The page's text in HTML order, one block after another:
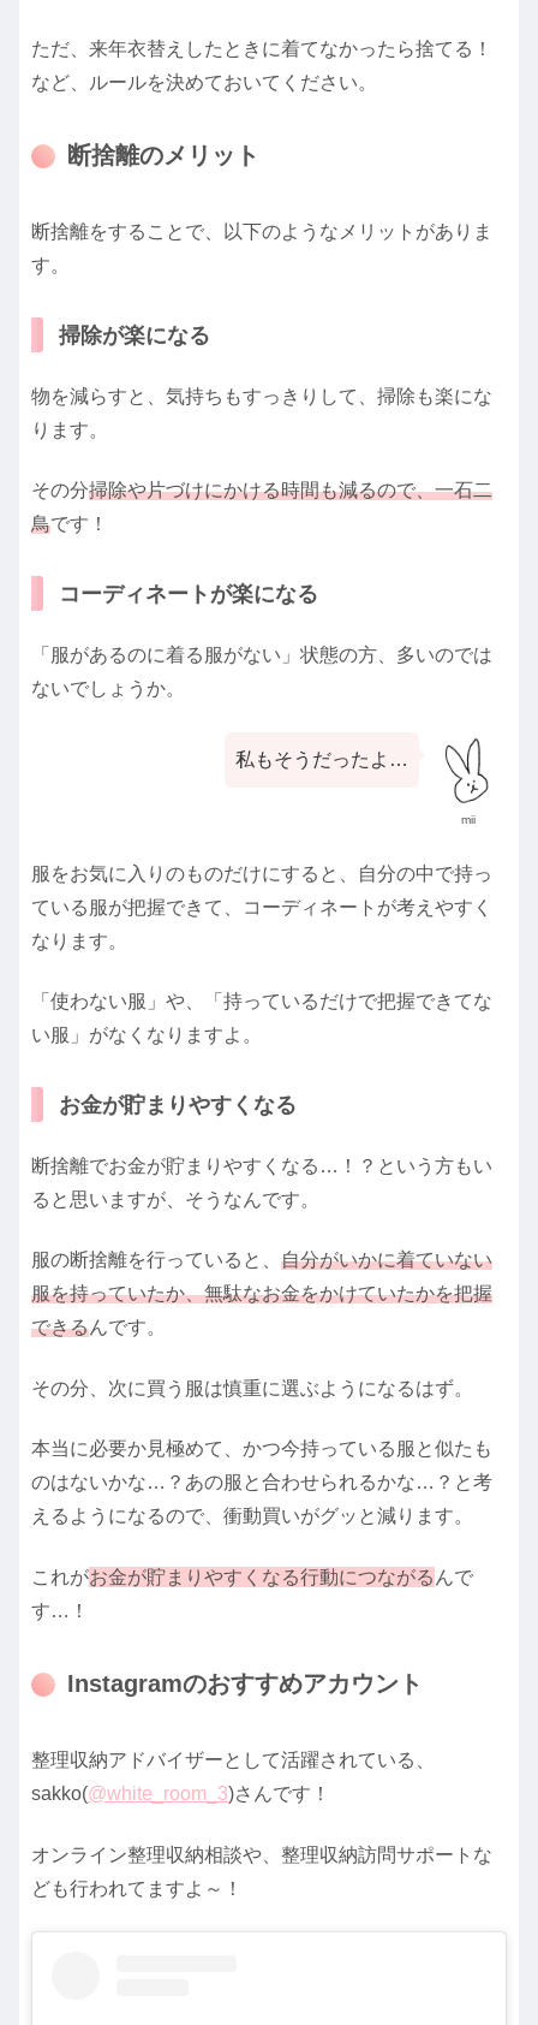
ただ、来年衣替えしたときに着てなかったら捨てる！
など、ルールを決めておいてください。
断捨離のメリット
断捨離をすることで、以下のようなメリットがありま
す。
掃除が楽になる
物を減らすと、気持ちもすっきりして、掃除も楽にな
ります。
その分掃除や片づけにかける時間も減るので、一石二
鳥です！
コーディネートが楽になる
「服があるのに着る服がない」状態の方、多いのでは
ないでしょうか。
mii
私もそうだったよ…
服をお気に入りのものだけにすると、自分の中で持っ
ている服が把握できて、コーディネートが考えやすく
なります。
「使わない服」や、「持っているだけで把握できてな
い服」がなくなりますよ。
お金が貯まりやすくなる
断捨離でお金が貯まりやすくなる…！？という方もい
ると思いますが、そうなんです。
服の断捨離を行っていると、 自分がいかに着ていない
服を持っていたか、無駄なお金をかけていたかを把握
できるんです。
その分、次に買う服は慎重に選ぶようになるはず。
本当に必要か見極めて、かつ今持っている服と似たも
のはないかな…？あの服と合わせられるかな…？と考
えるようになるので、衝動買いがグッと減ります。
これがお金が貯まりやすくなる行動につながる んで
す…！
Instagramのおすすめアカウント
整理収納アドバイザーとして活躍されている、
sakko(@white_room_3)さんです！
オンライン整理収納相談や、整理収納訪問サポートな
ども行われてますよ～！